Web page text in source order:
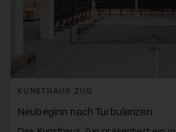
KUNSTHAUS ZUG
Neubeginn nach Turbulenzen